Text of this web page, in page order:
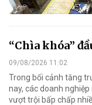
“Chìa khóa”
09/08/2026 11:02
Trong bối cảnh tăng
nay, các doanh
vượt trội bấp chấp